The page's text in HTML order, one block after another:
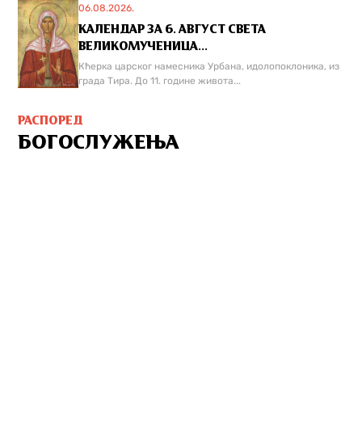
06.08.2026.
КАЛЕНДАР ЗА 6. АВГУСТ СВЕТА
ВЕЛИКОМУЧЕНИЦА...
Кћерка царског намесника Урбана, идолопоклоника, из
града Тира. До 11. године живота...
РАСПОРЕД
БОГОСЛУЖЕЊА